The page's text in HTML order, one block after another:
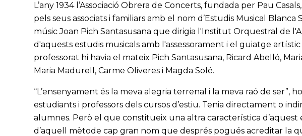
L’any 1934 l’Associació Obrera de Concerts, fundada per Pau
pels seus associats i familiars amb el nom d’Estudis Musical Blanca
músic Joan Pich Santasusana que dirigia l'Institut Orquestral de
d'aquests estudis musicals amb l'assessorament i el guiatge artístic
professorat hi havia el mateix Pich Santasusana, Ricard Abelló,
Maria Madurell, Carme Oliveres i Magda Solé.
“L’ensenyament és la meva alegria terrenal i la meva raó de ser”,
estudiants i professors dels cursos d’estiu. Tenia directament o
alumnes. Però el que constitueix una altra característica
d’aquell mètode cap gran nom que després pogués acreditar la